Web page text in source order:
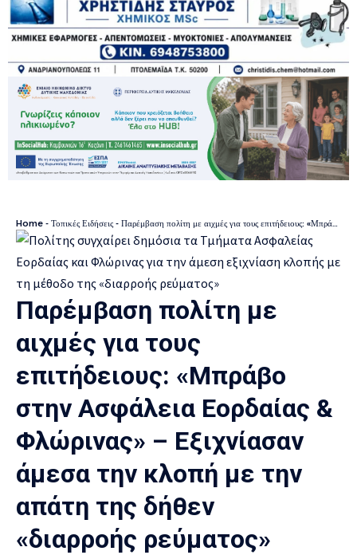
Home - Τοπικές Ειδήσεις - Παρέμβαση πολίτη με αιχμές για τους επιτήδειους: «Μπράβο στην Ασφάλεια Εορδαίας & Φλώρινας» – Εξιχνίασαν άμεσα την κλοπή με την απάτη της δήθεν «διαρροής ρεύματος»
Παρέμβαση πολίτη με
αιχμές για τους
επιτήδειους: «Μπράβο
στην Ασφάλεια Εορδαίας &
Φλώρινας» – Εξιχνίασαν
άμεσα την κλοπή με την
απάτη της δήθεν
«διαρροής ρεύματος»